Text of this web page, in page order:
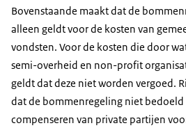
Bovenstaande maakt dat de
alleen geldt voor de kosten van
vondsten. Voor de kosten die door
semi-overheid en non-profit
geldt dat deze niet worden vergoed.
dat de bommenregeling niet bedoeld
compenseren van private partijen